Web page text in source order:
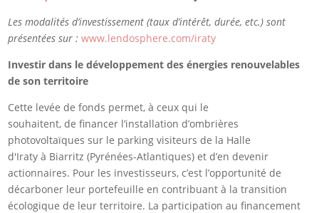
Les modalités d’investissement (taux d’intérêt, durée, etc.) sont
présentées sur : www.lendosphere.com/iraty
Investir dans le développement des énergies renouvelables
de son territoire
Cette levée de fonds permet, à ceux qui le
souhaitent, de financer l’installation d’ombrières
photovoltaïques sur le parking visiteurs de la Halle
d'Iraty à Biarritz (Pyrénées-Atlantiques) et d’en devenir
actionnaires. Pour les investisseurs, c’est l’opportunité de
décarboner leur portefeuille en contribuant à la transition
écologique de leur territoire. La participation au financement